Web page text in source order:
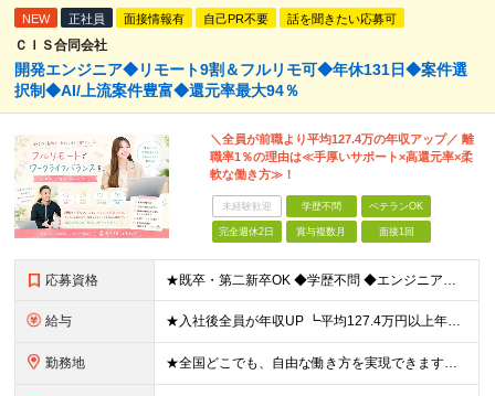
NEW 正社員 面接情報有 自己PR不要 話を聞きたい応募可
ＣＩＳ合同会社
開発エンジニア◆リモート9割＆フルリモ可◆年休131日◆案件選
択制◆AI/上流案件豊富◆還元率最大94％
＼全員が前職より平均127.4万の年収アップ／ 離
職率1％の理由は≪手厚いサポート×高還元率×柔
軟な働き方≫！
未経験歓迎 学歴不問 ベテランOK
完全週休2日 賞与複数月 面接1回
応募資格 ★既卒・第二新卒OK ◆学歴不問 ◆エンジニアとして実務経験をお持ちの方（1年以上） ★意欲重視の採用です！ 「経歴に自信がない」という方も、"今後挑戦したいこと""スキルアップしたいこと"について
給与 ★入社後全員が年収UP ┗平均127.4万円以上年収UP！ ┗最大390万円UPの実績もあり 月給35万円～100万円＋決算賞与＋各種手当 【 給与イメージ 】 ■経験1年以上…月給35万円～＋決
勤務地 ★全国どこでも、自由な働き方を実現できます！ 全国のプロジェクト先やフルリモート環境での勤務も可能です。 ＼自由度の高い働き方、叶えます／ □フルリモートで働きたい □ハイブリットに働きたい □家庭